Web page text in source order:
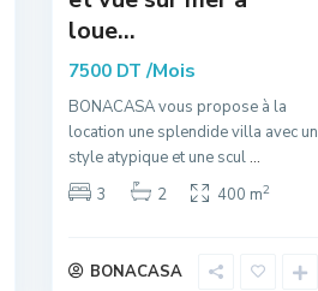
loue...
7500 DT/Mois
BONACASA vous propose à la
location une splendide villa avec un
style atypique et une scul...
3
2 400 m2
BONACASA